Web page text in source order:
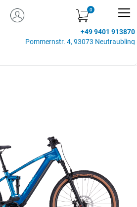
MEIN KONTO
+49 9401 913870
Pommernstr. 4, 93073 Neutraubling